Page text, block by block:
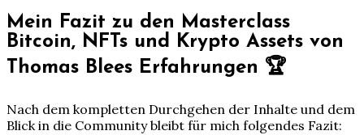
Mein Fazit zu den Masterclass
Bitcoin, NFTs und Krypto Assets von
Thomas Blees Erfahrungen 🏆
Nach dem kompletten Durchgehen der Inhalte und dem
Blick in die Community bleibt für mich folgendes Fazit: